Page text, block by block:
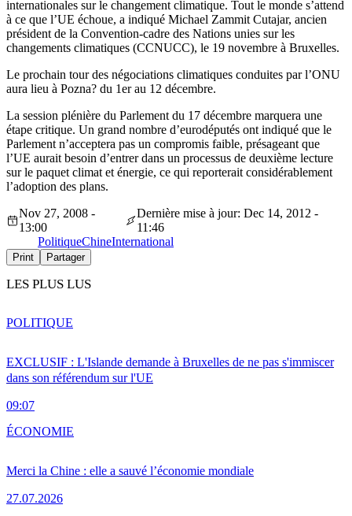
internationales sur le changement climatique. Tout le monde s’attend
à ce que l’UE échoue, a indiqué Michael Zammit Cutajar, ancien
président de la Convention-cadre des Nations unies sur les
changements climatiques (CCNUCC), le 19 novembre à Bruxelles.
Le prochain tour des négociations climatiques conduites par l’ONU
aura lieu à Pozna? du 1er au 12 décembre.
La session plénière du Parlement du 17 décembre marquera une
étape critique. Un grand nombre d’eurodéputés ont indiqué que le
Parlement n’acceptera pas un compromis faible, présageant que
l’UE aurait besoin d’entrer dans un processus de deuxième lecture
sur le paquet climat et énergie, ce qui reporterait considérablement
l’adoption des plans.
Nov 27, 2008 -
13:00
Dernière mise à jour: Dec 14, 2012 -
11:46
PolitiqueChineInternational
Print Partager
LES PLUS LUS
EXCLUSIF : L'Islande demande à Bruxelles de ne pas s'immiscer
dans son référendum sur l'UE
09:07
POLITIQUE
Merci la Chine : elle a sauvé l’économie mondiale
27.07.2026
ÉCONOMIE